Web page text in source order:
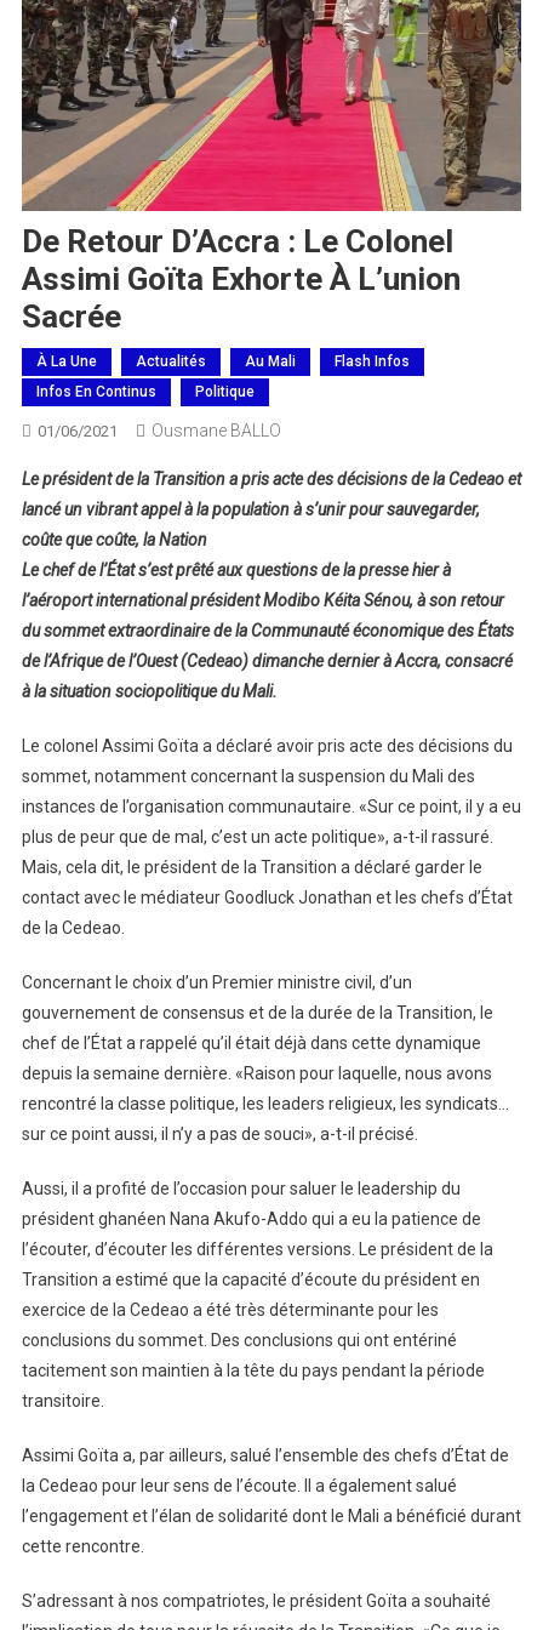
De Retour D’Accra : Le Colonel
Assimi Goïta Exhorte À L’union
Sacrée
À La Une Actualités Au Mali
Flash Infos
Infos En Continus
Politique
01/06/2021 Ousmane BALLO
Le président de la Transition a pris acte des décisions de la Cedeao et
lancé un vibrant appel à la population à s’unir pour sauvegarder,
coûte que coûte, la Nation
Le chef de l’État s’est prêté aux questions de la presse hier à
l’aéroport international président Modibo Kéita Sénou, à son retour
du sommet extraordinaire de la Communauté économique des États
de l’Afrique de l’Ouest (Cedeao) dimanche dernier à Accra, consacré
à la situation sociopolitique du Mali.
Le colonel Assimi Goïta a déclaré avoir pris acte des décisions du
sommet, notamment concernant la suspension du Mali des
instances de l’organisation communautaire. «Sur ce point, il y a eu
plus de peur que de mal, c’est un acte politique», a-t-il rassuré.
Mais, cela dit, le président de la Transition a déclaré garder le
contact avec le médiateur Goodluck Jonathan et les chefs d’État
de la Cedeao.
Concernant le choix d’un Premier ministre civil, d’un
gouvernement de consensus et de la durée de la Transition, le
chef de l’État a rappelé qu’il était déjà dans cette dynamique
depuis la semaine dernière. «Raison pour laquelle, nous avons
rencontré la classe politique, les leaders religieux, les syndicats…
sur ce point aussi, il n’y a pas de souci», a-t-il précisé.
Aussi, il a profité de l’occasion pour saluer le leadership du
président ghanéen Nana Akufo-Addo qui a eu la patience de
l’écouter, d’écouter les différentes versions. Le président de la
Transition a estimé que la capacité d’écoute du président en
exercice de la Cedeao a été très déterminante pour les
conclusions du sommet. Des conclusions qui ont entériné
tacitement son maintien à la tête du pays pendant la période
transitoire.
Assimi Goïta a, par ailleurs, salué l’ensemble des chefs d’État de
la Cedeao pour leur sens de l’écoute. Il a également salué
l’engagement et l’élan de solidarité dont le Mali a bénéficié durant
cette rencontre.
S’adressant à nos compatriotes, le président Goïta a souhaité